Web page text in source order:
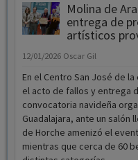
Molina de
entrega de
artísticos
12/01/2026 Oscar Gil
En el Centro San José de
el acto de fallos y entrega
convocatoria navideña
Guadalajara, ante un salón
de Horche amenizó el
mientras que cerca de 60